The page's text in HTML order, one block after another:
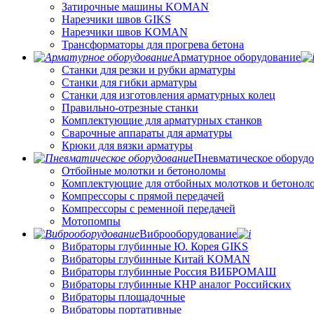
Затирочные машины KOMAN
Нарезчики швов GIKS
Нарезчики швов KOMAN
Трансформаторы для прогрева бетона
Арматурное оборудование
Станки для резки и рубки арматуры
Станки для гибки арматуры
Станки для изготовления арматурных колец
Правильно-отрезные станки
Комплектующие для арматурных станков
Сварочные аппараты для арматуры
Крюки для вязки арматуры
Пневматическое
Отбойные молотки и бетоноломы
Комплектующие для отбойных молотков и
Компрессоры с прямой передачей
Компрессоры с ременной передачей
Мотопомпы
Виброоборудование
Вибраторы глубинные Ю. Корея GIKS
Вибраторы глубинные Китай KOMAN
Вибраторы глубинные Россия ВИБРОМАШ
Вибраторы глубинные КНР аналог Российских
Вибраторы площадочные
Вибраторы портативные